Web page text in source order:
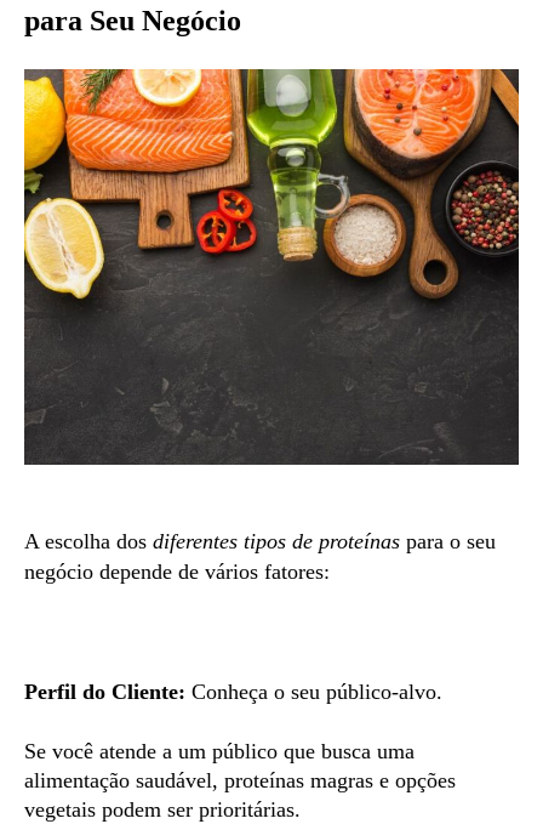
para Seu Negócio
A escolha dos diferentes tipos de proteínas para o seu
negócio depende de vários fatores:
Perfil do Cliente: Conheça o seu público-alvo.
Se você atende a um público que busca uma
alimentação saudável, proteínas magras e opções
vegetais podem ser prioritárias.